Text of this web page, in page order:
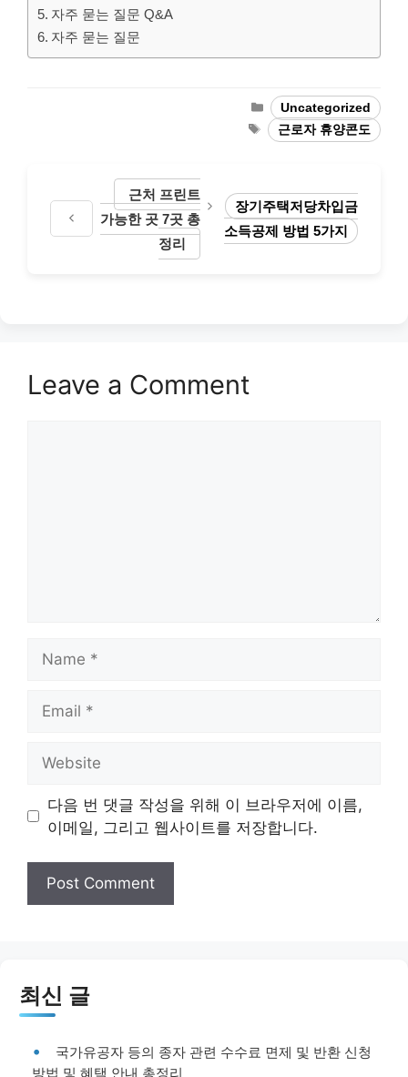
자주 묻는 질문 Q&A
자주 묻는 질문
Categories
Uncategorized
Tags근로자 휴양콘도
근처 프린트
가능한 곳 7곳 총
정리
장기주택저당차입금
소득공제 방법 5가지
Leave a Comment
다음 번 댓글 작성을 위해 이 브라우저에 이름,
이메일, 그리고 웹사이트를 저장합니다.
최신 글
국가유공자 등의 종자 관련 수수료 면제 및 반환 신청
방법 및 혜택 안내 총정리